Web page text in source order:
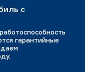
с
гарантийные
даем